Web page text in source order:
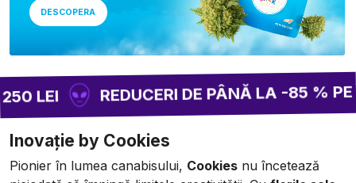
DESCOPERA
REDUCERI DE PÂNĂ LA -85 % PE
Inovație by Cookies
Pionier în lumea canabisului, Cookies nu încetează